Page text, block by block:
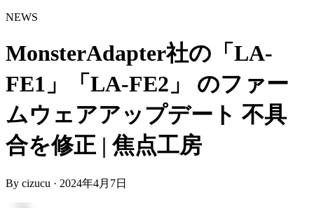
NEWS
MonsterAdapter社の「LA-
FE1」「LA-FE2」 のファー
ムウェアアップデート 不具
合を修正 | 焦点工房
By cizucu · 2024年4月7日